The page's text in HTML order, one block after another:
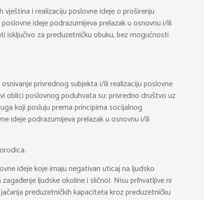
i realizaciju poslovne ideje o proširenju
ideje podrazumijeva prelazak u osnovnu i/ili
za preduzetničku obuku, bez mogućnosti
privrednog subjekta i/ili realizaciju poslovne
oblici poslovnog poduhvata su: privredno društvo uz
koji posluju prema principima socijalnog
ideje podrazumijeva prelazak u osnovnu i/ili
ideje koje imaju negativan uticaj na ljudsko
ljudske okoline i slično). Nisu prihvatljive ni
preduzetničkih kapaciteta kroz preduzetničku